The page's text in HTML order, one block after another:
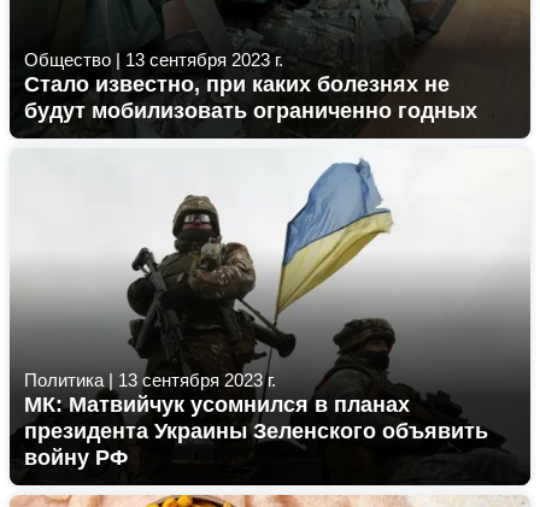
Общество | 13 сентября 2023 г.
Стало известно, при каких болезнях не
будут мобилизовать ограниченно годных
Политика | 13 сентября 2023 г.
МК: Матвийчук усомнился в планах
президента Украины Зеленского объявить
войну РФ